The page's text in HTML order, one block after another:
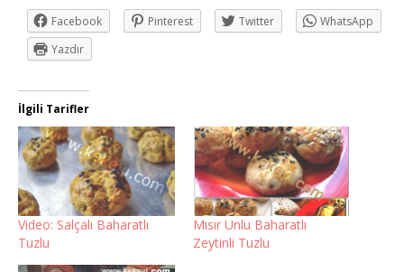
Facebook
Pinterest Twitter
WhatsApp
Yazdır
İlgili Tarifler
Video: Salçalı Baharatlı
Tuzlu
Mısır Unlu Baharatlı
Zeytinli Tuzlu